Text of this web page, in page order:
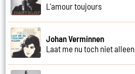
L'amour toujours
Johan Verminnen
Laat me nu toch niet alleen